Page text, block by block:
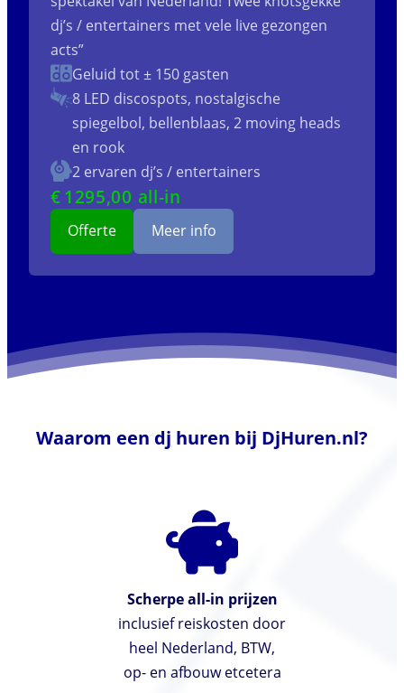
dj’s / entertainers met vele live gezongen
acts”
Geluid tot ± 150 gasten
8 LED discospots, nostalgische
spiegelbol, bellenblaas, 2 moving heads
en rook
2 ervaren dj’s / entertainers
€ 1295,00 all-in
Offerte Meer info
Waarom een dj huren bij DjHuren.nl?
Scherpe all-in prijzen
inclusief reiskosten door
heel Nederland, BTW,
op- en afbouw etcetera